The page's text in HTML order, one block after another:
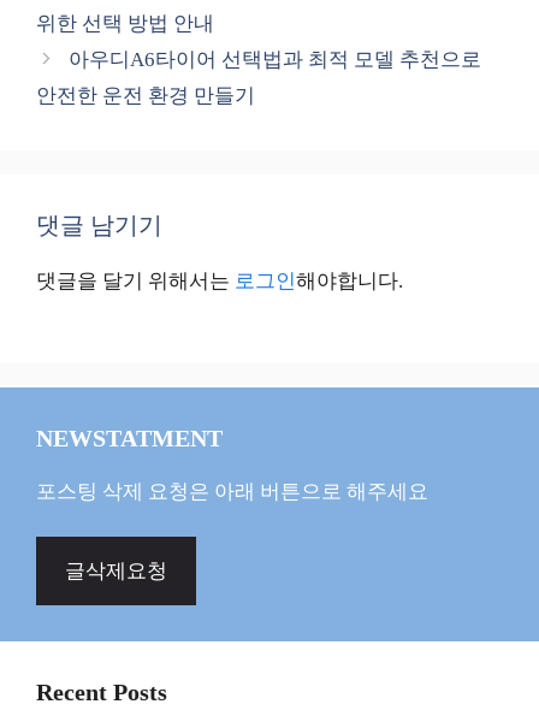
리
위한 선택 방법 안내
아우디A6타이어 선택법과 최적 모델 추천으로
안전한 운전 환경 만들기
댓글 남기기
댓글을 달기 위해서는 로그인해야합니다.
NEWSTATMENT
포스팅 삭제 요청은 아래 버튼으로 해주세요
글삭제요청
Recent Posts